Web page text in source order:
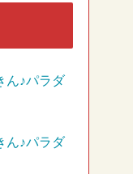
ん♪パラダ
ん♪パラダ